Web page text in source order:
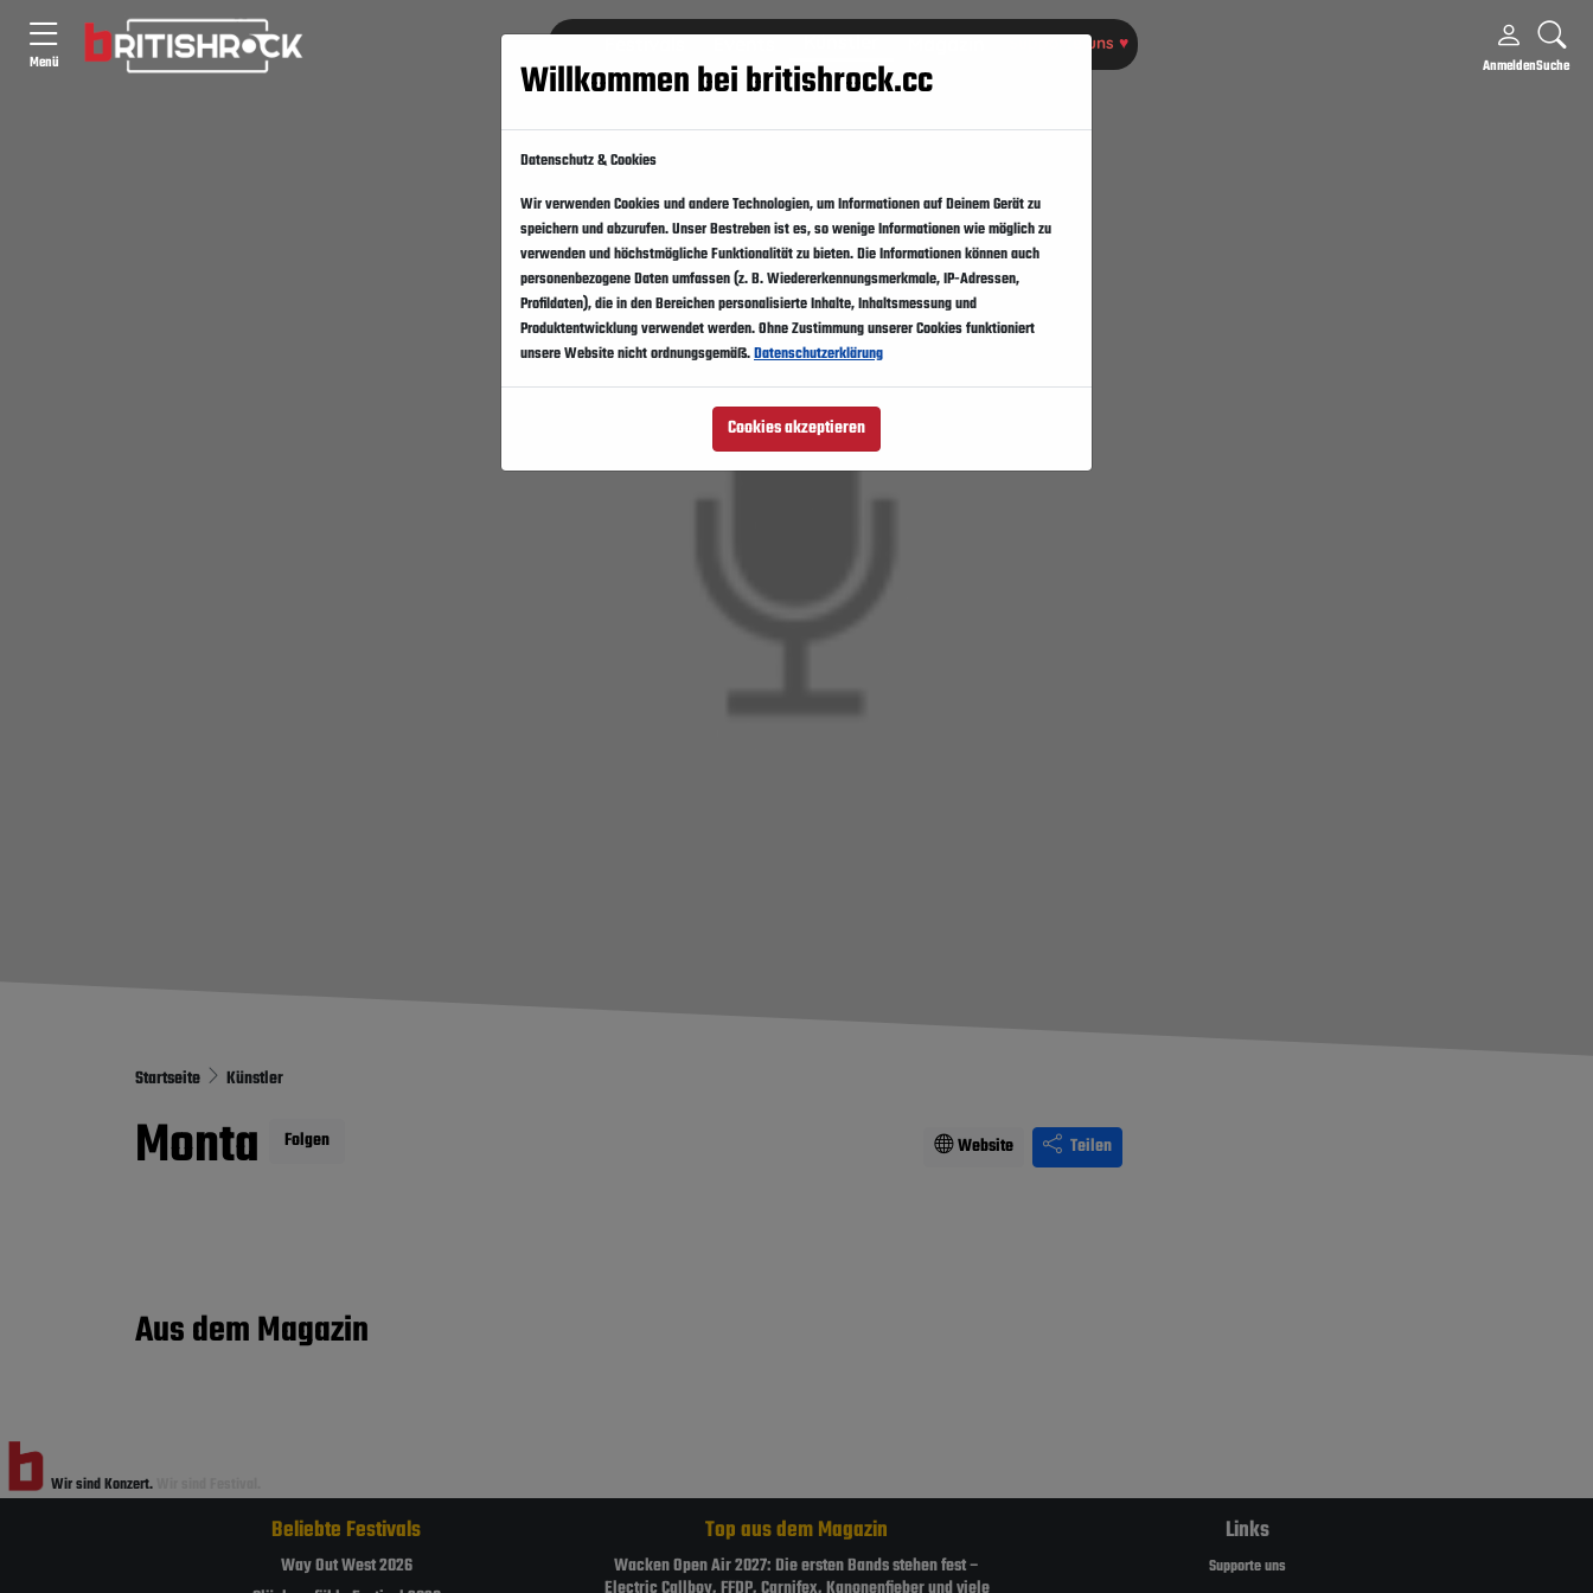
Menü
Künstler Supporte uns ♥
AnmeldenSuche
Startseite Künstler
Monta Folgen Website Teilen
Aus dem Magazin
Wir sind Konzert.
Beliebte Festivals
Way Out West 2026
Top aus dem Magazin
Wacken Open Air 2027: Die ersten Bands stehen fest –
Links
Supporte uns
Willkommen bei britishrock.cc
Datenschutz & Cookies
Wir verwenden Cookies und andere Technologien, um Informationen auf Deinem Gerät zu
speichern und abzurufen. Unser Bestreben ist es, so wenige Informationen wie möglich zu
verwenden und höchstmögliche Funktionalität zu bieten. Die Informationen können auch
personenbezogene Daten umfassen (z. B. Wiedererkennungsmerkmale, IP-Adressen,
Profildaten), die in den Bereichen personalisierte Inhalte, Inhaltsmessung und
Produktentwicklung verwendet werden. Ohne Zustimmung unserer Cookies funktioniert
unsere Website nicht ordnungsgemäß.Datenschutzerklärung
Cookies akzeptieren